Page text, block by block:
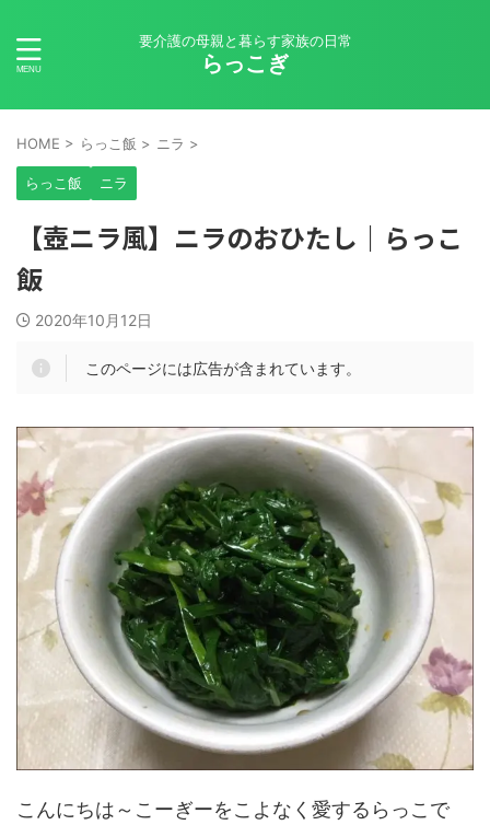
要介護の母親と暮らす家族の日常
らっこぎ
HOME > らっこ飯 > ニラ >
らっこ飯 ニラ
【壺ニラ風】ニラのおひたし｜らっこ
飯
2020年10月12日
このページには広告が含まれています。
こんにちは～こーぎーをこよなく愛するらっこで